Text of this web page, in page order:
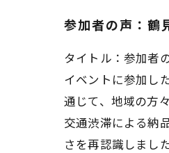
参加者の声：鶴
タイトル：参加者
イベントに参加し
通じて、地域の方
交通渋滞による納
さを再認識しまし